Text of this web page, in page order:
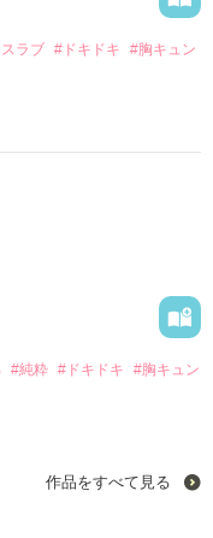
ラブ #ドキドキ
#胸キュン
#純粋 #ドキドキ
#胸キュン
作品をすべて見る